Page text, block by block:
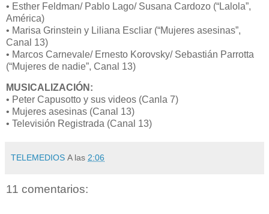
• Esther Feldman/ Pablo Lago/ Susana Cardozo (“Lalola”,
América)
• Marisa Grinstein y Liliana Escliar (“Mujeres asesinas”,
Canal 13)
• Marcos Carnevale/ Ernesto Korovsky/ Sebastián Parrotta
(“Mujeres de nadie”, Canal 13)
MUSICALIZACIÓN:
• Peter Capusotto y sus videos (Canla 7)
• Mujeres asesinas (Canal 13)
• Televisión Registrada (Canal 13)
TELEMEDIOS A las 2:06
11 comentarios: